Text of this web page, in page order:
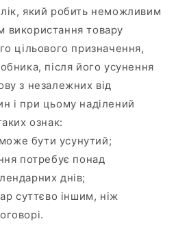
який робить неможливим
використання товару
цільового призначення,
після його усунення
з незалежних від
і при цьому наділений
ознак:
може бути усунутий;
потребує понад
днів;
суттєво іншим, ніж